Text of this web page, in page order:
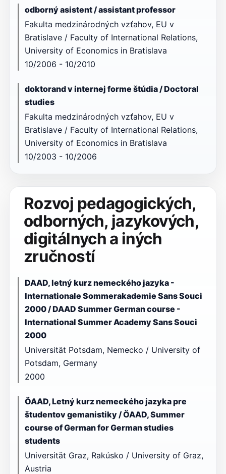
odborný asistent / assistant professor
Fakulta medzinárodných vzťahov, EU v
Bratislave / Faculty of International Relations,
University of Economics in Bratislava
10/2006 - 10/2010
doktorand v internej forme štúdia / Doctoral
studies
Fakulta medzinárodných vzťahov, EU v
Bratislave / Faculty of International Relations,
University of Economics in Bratislava
10/2003 - 10/2006
Rozvoj pedagogických,
odborných, jazykových,
digitálnych a iných
zručností
DAAD, letný kurz nemeckého jazyka -
Internationale Sommerakademie Sans Souci
2000 / DAAD Summer German course -
International Summer Academy Sans Souci
2000
Universität Potsdam, Nemecko / University of
Potsdam, Germany
2000
ÖAAD, Letný kurz nemeckého jazyka pre
študentov gemanistiky / ÖAAD, Summer
course of German for German studies
students
Universität Graz, Rakúsko / University of Graz,
Austria